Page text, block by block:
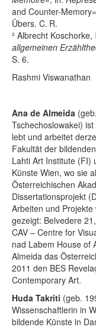
and Counter-
Übers. C. R.
² Albrecht Koschorke,
allgemeinen
S. 6.
Rashmi Viswanathan
Ana de Almeida
Tschechoslowakei)
lebt und arbeitet
Fakultät der
Lahti Art Institute (FI)
Künste Wien, wo sie
Österreichischen
Dissertationsprojekt
Arbeiten und
gezeigt: Belvedere
CAV – Centre for
nad Labem House of
Almeida das
2011 den BES
Contemporary Art.
Huda Takriti (geb.
Wissenschaftlerin in
bildende Künste in